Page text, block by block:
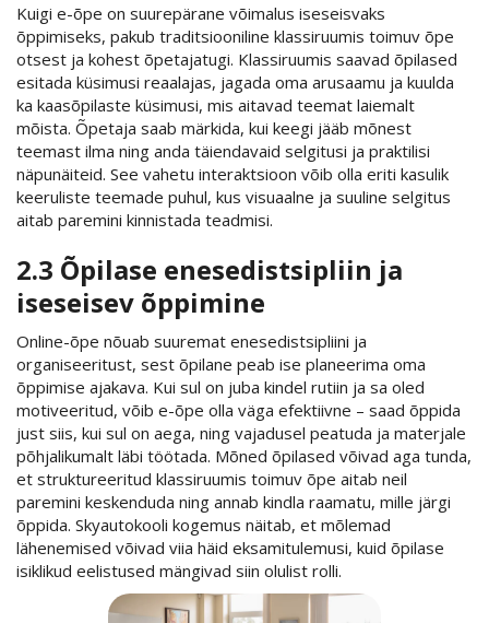
Kuigi e-õpe on suurepärane võimalus iseseisvaks
õppimiseks, pakub traditsiooniline klassiruumis toimuv õpe
otsest ja kohest õpetajatugi. Klassiruumis saavad õpilased
esitada küsimusi reaalajas, jagada oma arusaamu ja kuulda
ka kaasõpilaste küsimusi, mis aitavad teemat laiemalt
mõista. Õpetaja saab märkida, kui keegi jääb mõnest
teemast ilma ning anda täiendavaid selgitusi ja praktilisi
näpunäiteid. See vahetu interaktsioon võib olla eriti kasulik
keeruliste teemade puhul, kus visuaalne ja suuline selgitus
aitab paremini kinnistada teadmisi.
2.3 Õpilase enesedistsipliin ja
iseseisev õppimine
Online-õpe nõuab suuremat enesedistsipliini ja
organiseeritust, sest õpilane peab ise planeerima oma
õppimise ajakava. Kui sul on juba kindel rutiin ja sa oled
motiveeritud, võib e-õpe olla väga efektiivne – saad õppida
just siis, kui sul on aega, ning vajadusel peatuda ja materjale
põhjalikumalt läbi töötada. Mõned õpilased võivad aga tunda,
et struktureeritud klassiruumis toimuv õpe aitab neil
paremini keskenduda ning annab kindla raamatu, mille järgi
õppida. Skyautokooli kogemus näitab, et mõlemad
lähenemised võivad viia häid eksamitulemusi, kuid õpilase
isiklikud eelistused mängivad siin olulist rolli.